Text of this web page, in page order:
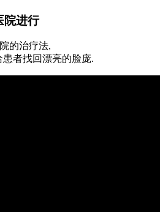
院进行
的治疗法,
者找回漂亮的脸庞.